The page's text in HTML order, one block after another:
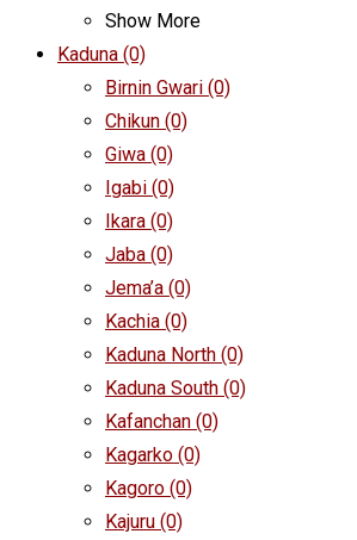
Show More
Kaduna (0)
Birnin Gwari (0)
Chikun (0)
Giwa (0)
Igabi (0)
Ikara (0)
Jaba (0)
Jema’a (0)
Kachia (0)
Kaduna North (0)
Kaduna South (0)
Kafanchan (0)
Kagarko (0)
Kagoro (0)
Kajuru (0)